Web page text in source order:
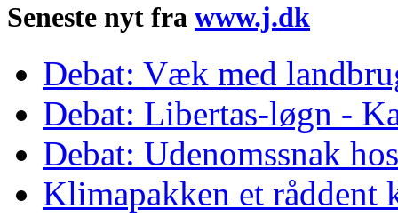
Seneste nyt fra www.j.dk
Debat: Væk med
Debat: Libertas-løgn -
Debat: Udenomssnak
Klimapakken et råddent